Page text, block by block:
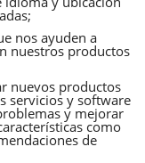
nos ayuden a
nuestros productos
nuevos productos
servicios y software
y mejorar
como
de